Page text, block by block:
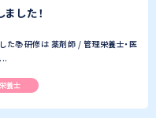
した！
た📚研修は 薬剤師 / 管理栄養士・医
養士